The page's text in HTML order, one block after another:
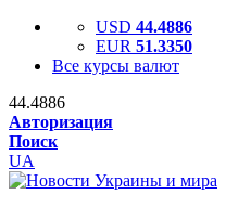
USD 44.4886
EUR 51.3350
Все курсы валют
44.4886
Авторизация
Поиск
UA